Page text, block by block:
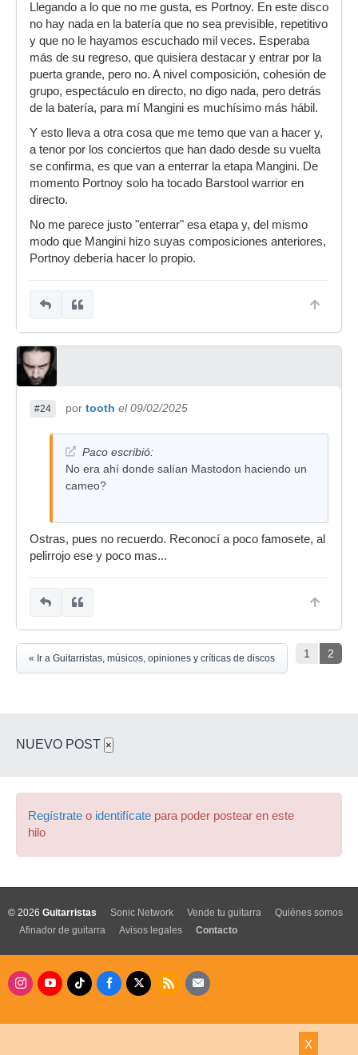
Llegando a lo que no me gusta, es Portnoy. En este disco
no hay nada en la batería que no sea previsible, repetitivo
y que no le hayamos escuchado mil veces. Esperaba
más de su regreso, que quisiera destacar y entrar por la
puerta grande, pero no. A nivel composición, cohesión de
grupo, espectáculo en directo, no digo nada, pero detrás
de la batería, para mí Mangini es muchísimo más hábil.
Y esto lleva a otra cosa que me temo que van a hacer y,
a tenor por los conciertos que han dado desde su vuelta
se confirma, es que van a enterrar la etapa Mangini. De
momento Portnoy solo ha tocado Barstool warrior en
directo.
No me parece justo "enterrar" esa etapa y, del mismo
modo que Mangini hizo suyas composiciones anteriores,
Portnoy debería hacer lo propio.
#24 por tooth el 09/02/2025
Paco escribió:
No era ahí donde salían Mastodon haciendo un
cameo?
Ostras, pues no recuerdo. Reconocí a poco famosete, al
pelirrojo ese y poco mas...
1 2
« Ir a Guitarristas, músicos, opiniones y críticas de discos
NUEVO POST ×
Regístrate o identifícate para poder postear en este
hilo
X
© 2026 Guitarristas Sonic Network Vende tu guitarra
Quiénes somos
Afinador de guitarra
Avisos legales Contacto